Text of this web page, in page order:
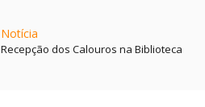
Notícia
Recepção dos Calouros na Biblioteca